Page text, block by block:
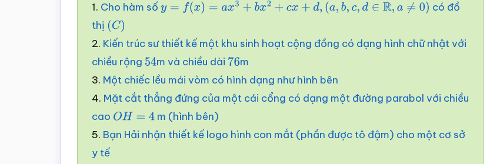
1. Cho hàm số y=f( x)=a x3 +bx2 +c x+d ,(a,b, c,d∈ R,a ≠0 )
có đồ
thị (C)
2. Kiến trúc sư thiết kế một khu sinh hoạt cộng đồng có dạng hình chữ nhật với
chiều rộng 54m và chiều dài 76m
3. Một chiếc lều mái vòm có hình dạng như hình bên
4. Mặt cắt thẳng đứng của một cái cổng có dạng một đường parabol với chiều
cao OH= 4
m (hình bên)
5. Bạn Hải nhận thiết kế logo hình con mắt (phần được tô đậm) cho một cơ sở
y tế